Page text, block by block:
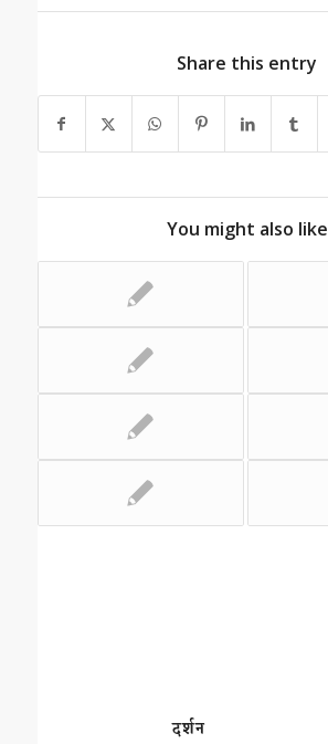
Share this entry
You might also like
दर्शन